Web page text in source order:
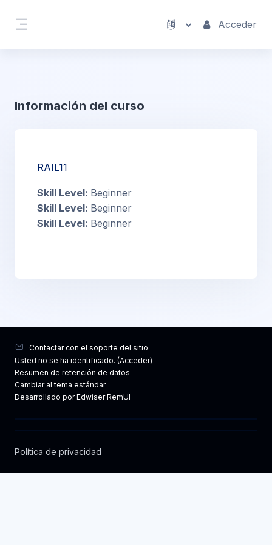
Acceder
Información del curso
RAIL11
Skill Level: Beginner
Skill Level: Beginner
Skill Level: Beginner
Contactar con el soporte del sitio
Usted no se ha identificado. (Acceder)
Resumen de retención de datos
Cambiar al tema estándar
Desarrollado por Edwiser RemUI
Política de privacidad